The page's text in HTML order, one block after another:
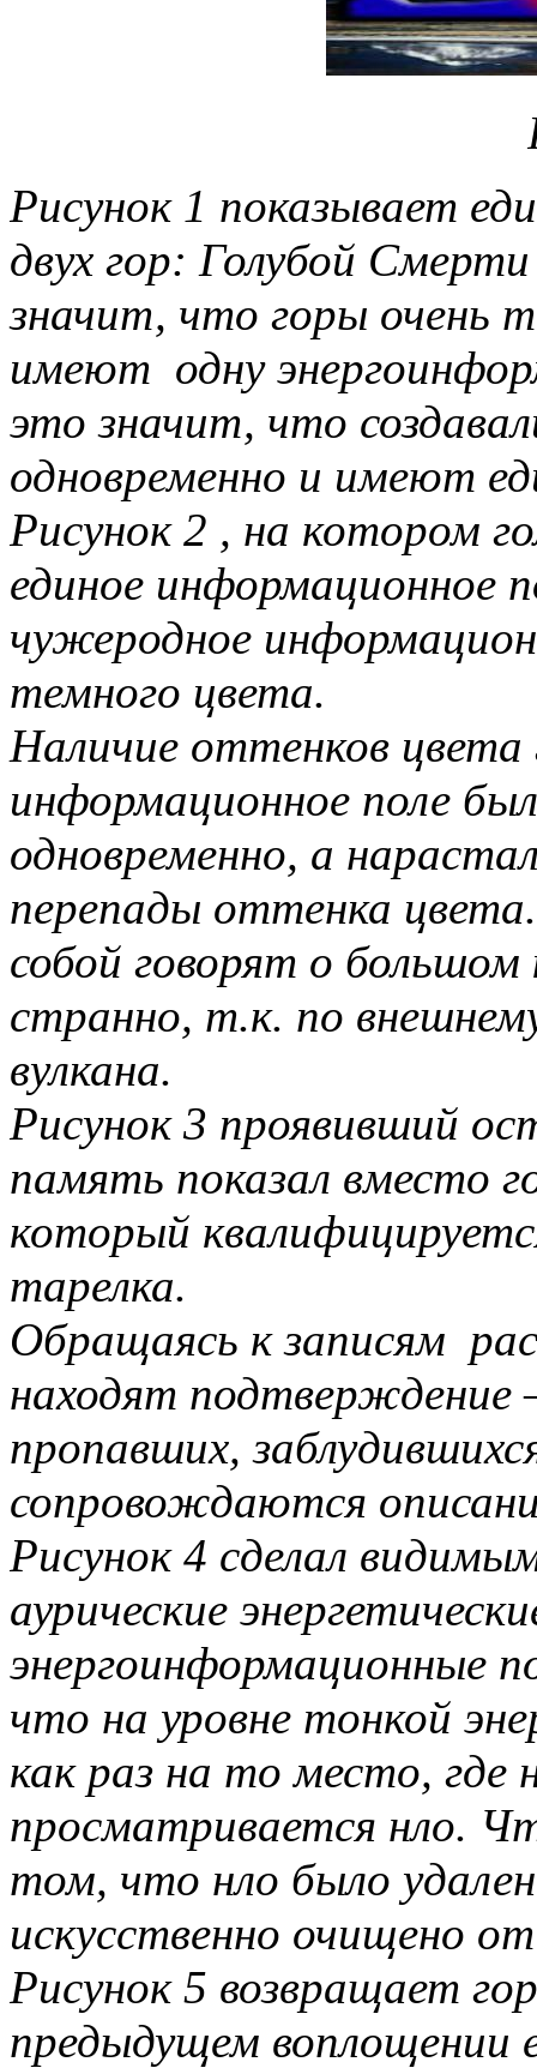
Рисунок 1 показывает
двух гор: Голубой
значит, что горы очень
имеют одну
это значит, что
одновременно и имеют
Рисунок 2 , на котором
единое информационное
чужеродное
темного цвета.
Наличие оттенков
информационное поле
одновременно, а
перепады оттенка
собой говорят о
странно, т.к. по
вулкана.
Рисунок 3 проявивший
память показал вместо
который
тарелка.
Обращаясь к записям
находят подтверждение
пропавших,
сопровождаются
Рисунок 4 сделал
аурические
энергоинформационные
что на уровне тонкой
как раз на то место, где
просматривается нло.
том, что нло было
искусственно очищено
Рисунок 5 возвращает
предыдущем